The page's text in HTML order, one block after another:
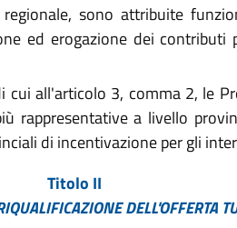
sono attribuite
ed erogazione dei
all'articolo 3, comma 2, le
rappresentative a livello
di incentivazione per gli
Titolo II
DELL'OFFERTA